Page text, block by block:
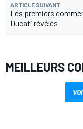
ARTICLE SUIVANT
Les premiers
Ducati révélés
MEILLEURS